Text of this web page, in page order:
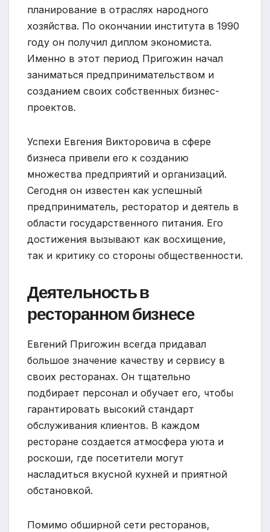
планирование в отраслях народного
хозяйства. По окончании института в 1990
году он получил диплом экономиста.
Именно в этот период Пригожин начал
заниматься предпринимательством и
созданием своих собственных бизнес-
проектов.
Успехи Евгения Викторовича в сфере
бизнеса привели его к созданию
множества предприятий и организаций.
Сегодня он известен как успешный
предприниматель, ресторатор и деятель в
области государственного питания. Его
достижения вызывают как восхищение,
так и критику со стороны общественности.
Деятельность в
ресторанном бизнесе
Евгений Пригожин всегда придавал
большое значение качеству и сервису в
своих ресторанах. Он тщательно
подбирает персонал и обучает его, чтобы
гарантировать высокий стандарт
обслуживания клиентов. В каждом
ресторане создается атмосфера уюта и
роскоши, где посетители могут
насладиться вкусной кухней и приятной
обстановкой.
Помимо обширной сети ресторанов,